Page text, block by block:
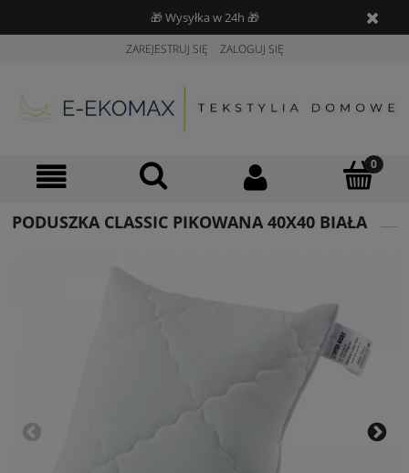
🎁 Wysyłka w 24h 🎁
ZAREJESTRUJ SIĘ ZALOGUJ SIĘ
PODUSZKA CLASSIC PIKOWANA 40X40 BIAŁA